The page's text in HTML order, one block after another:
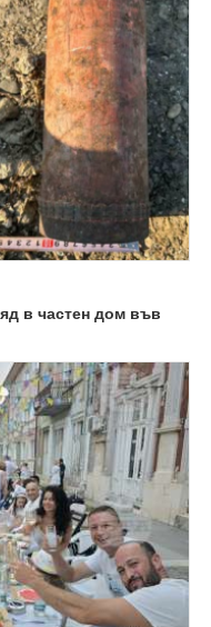
в частен дом във